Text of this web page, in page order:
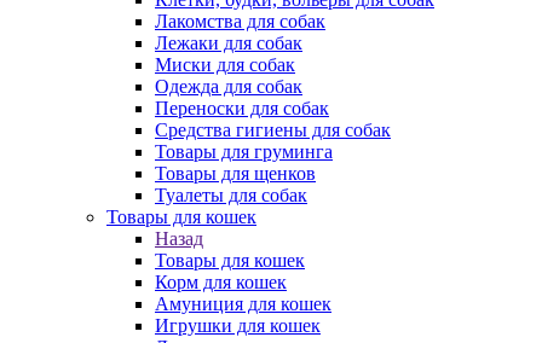
Лакомства для собак
Лежаки для собак
Миски для собак
Одежда для собак
Переноски для собак
Средства гигиены для собак
Товары для груминга
Товары для щенков
Туалеты для собак
Товары для кошек
Назад
Товары для кошек
Корм для кошек
Амуниция для кошек
Игрушки для кошек